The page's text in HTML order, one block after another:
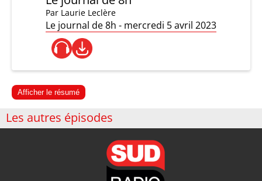
Par Laurie Leclère
Le journal de 8h - mercredi 5 avril 2023
Afficher le résumé
Les autres épisodes